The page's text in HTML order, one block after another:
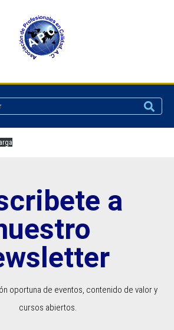
a
oportuna de eventos, contenido de valor y
cursos abiertos.